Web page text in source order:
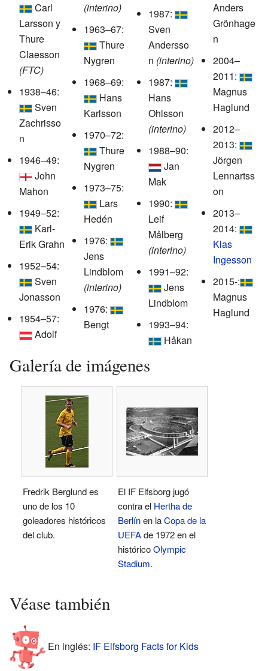
Carl
Larsson y
Thure
Claesson
(FTC)
1938–46:
Sven
Zachrisso
n
1946–49:
John
Mahon
1949–52:
Karl-
Erik Grahn
1952–54:
Sven
Jonasson
1954–57:
Adolf
(interino)
1963–67:
Thure
Nygren
1968–69:
Hans
Karlsson
1970–72:
Thure
Nygren
1973–75:
Lars
Hedén
1976:
Jens
Lindblom
(interino)
1976:
Bengt
1987:
Sven
Andersso
n (interino)
1987:
Hans
Ohlsson
(interino)
1988–90:
Jan
Mak
1990:
Leif
Målberg
(interino)
1991–92:
Jens
Lindblom
1993–94:
Håkan
Anders
Grönhage
n
2004–
2011:
Magnus
Haglund
2012–
2013:
Jörgen
Lennartss
on
2013–
2014:
Klas
Ingesson
2015-:
Magnus
Haglund
Galería de imágenes
Fredrik Berglund es
uno de los 10
goleadores históricos
del club.
El IF Elfsborg jugó
contra el Hertha de
Berlínen laCopa de la
UEFAde 1972 en el
históricoOlympic
Stadium.
Véase también
En inglés: IF Elfsborg Facts for Kids